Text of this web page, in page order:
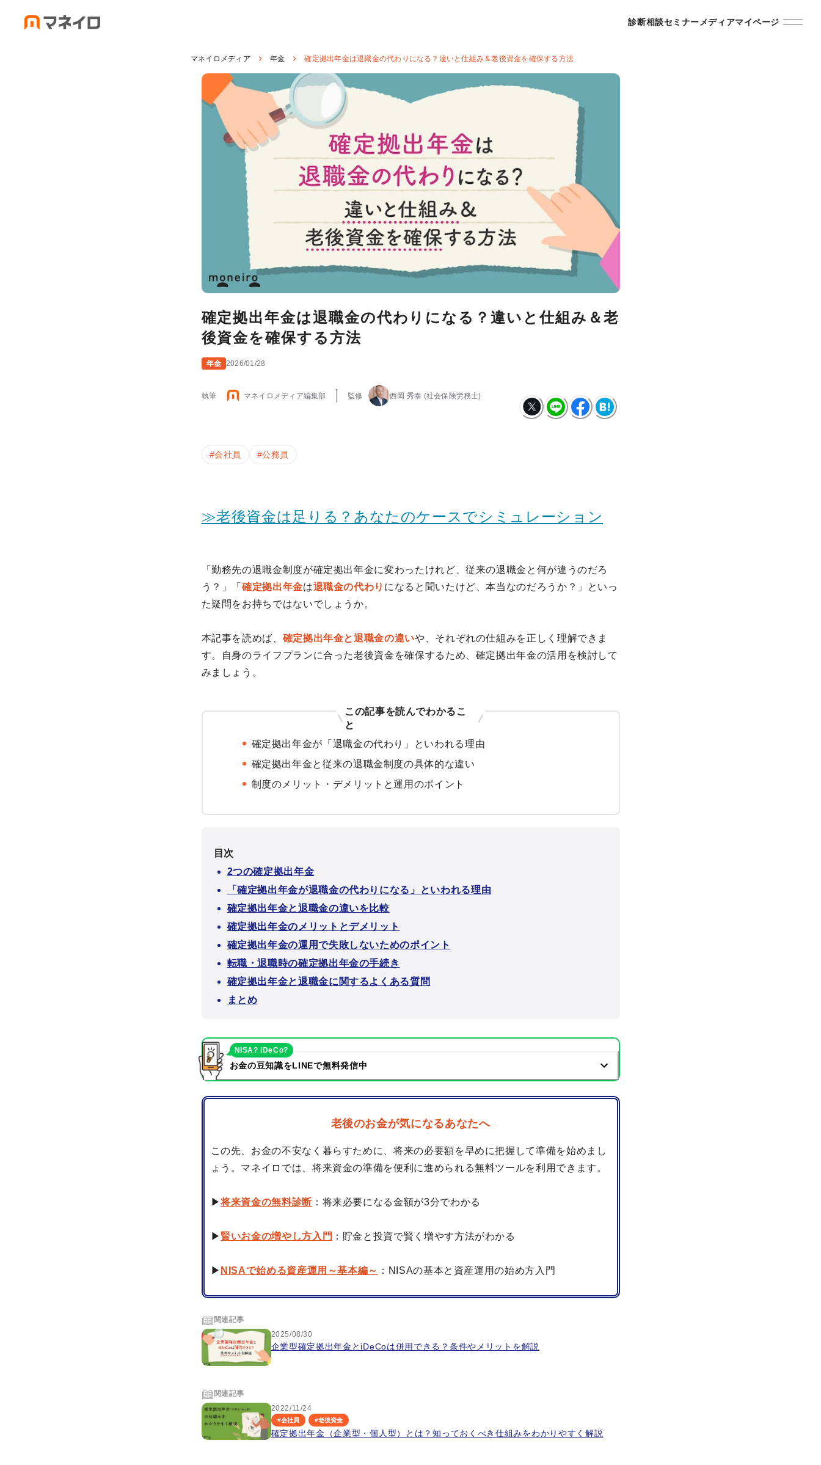
診断相談セミナーメディアマイページ
マネイロメディア 年金 確定拠出年金は退職金の代わりになる？違いと仕組み＆老後資金を確保する方法
確定拠出年金は退職金の代わりになる？違いと仕組み＆老
後資金を確保する方法
年金 2026/01/28
執筆 マネイロメディア編集部 監修 西岡 秀泰 (社会保険労務士)
#会社員 #公務員
≫老後資金は足りる？あなたのケースでシミュレーション
「勤務先の退職金制度が確定拠出年金に変わったけれど、従来の退職金と何が違うのだろ
う？」「確定拠出年金は退職金の代わり になると聞いたけど、本当なのだろうか？」といっ
た疑問をお持ちではないでしょうか。
本記事を読めば、 確定拠出年金と退職金の違いや、それぞれの仕組みを正しく理解できま
す。自身のライフプランに合った老後資金を確保するため、確定拠出年金の活用を検討して
みましょう。
この記事を読んでわかるこ
と
確定拠出年金が「退職金の代わり」といわれる理由
確定拠出年金と従来の退職金制度の具体的な違い
制度のメリット・デメリットと運用のポイント
目次
2つの確定拠出年金
「確定拠出年金が退職金の代わりになる」といわれる理由
確定拠出年金と退職金の違いを比較
確定拠出年金のメリットとデメリット
確定拠出年金の運用で失敗しないためのポイント
転職・退職時の確定拠出年金の手続き
確定拠出年金と退職金に関するよくある質問
まとめ
お金の豆知識をLINEで無料発信中
NISA? iDeCo?
老後のお金が気になるあなたへ
この先、お金の不安なく暮らすために、将来の必要額を早めに把握して準備を始めまし
ょう。マネイロでは、将来資金の準備を便利に進められる無料ツールを利用できます。
▶将来資金の無料診断：将来必要になる金額が3分でわかる
▶ 賢いお金の増やし方入門 ：貯金と投資で賢く増やす方法がわかる
▶ NISAで始める資産運用～基本編～ ：NISAの基本と資産運用の始め方入門
関連記事
2025/08/30
企業型確定拠出年金とiDeCoは併用できる？条件やメリットを解説
関連記事
2022/11/24
#会社員 #老後資金
確定拠出年金（企業型・個人型）とは？知っておくべき仕組みをわかりやすく解説